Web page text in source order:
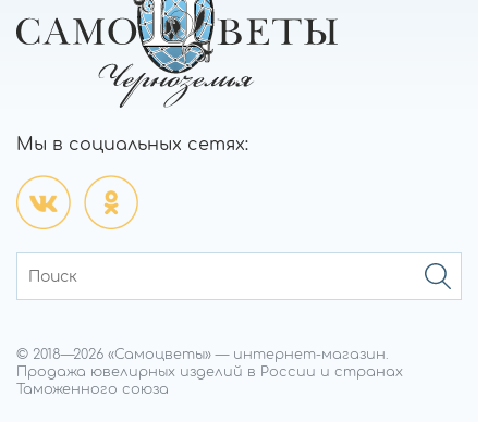
Мы в социальных сетях:
© 2018—2026 «Самоцветы» — интернет-магазин.
Продажа ювелирных изделий в России и странах
Таможенного союза